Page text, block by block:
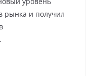
рынка и получил